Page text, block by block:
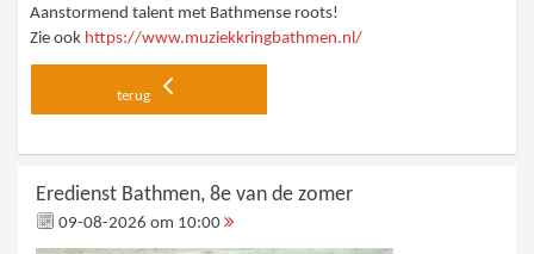
Aanstormend talent met Bathmense roots!
Zie ook https://www.muziekkringbathmen.nl/
terug
Eredienst Bathmen, 8e van de zomer
09-08-2026 om 10:00